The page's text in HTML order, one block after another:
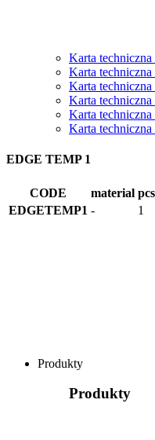
Karta techniczna
Karta techniczna
Karta techniczna
Karta techniczna
Karta techniczna
Karta techniczna
EDGE TEMP 1
CODE material
EDGETEMP1 - 1
Produkty
Produkty